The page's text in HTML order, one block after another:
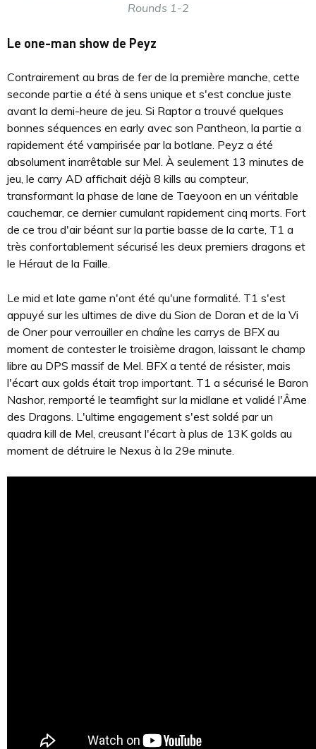
Rounds 1-2
Le one-man show de Peyz
Contrairement au bras de fer de la première manche, cette
seconde partie a été à sens unique et s'est conclue juste
avant la demi-heure de jeu. Si Raptor a trouvé quelques
bonnes séquences en early avec son Pantheon, la partie a
rapidement été vampirisée par la botlane. Peyz a été
absolument inarrêtable sur Mel. À seulement 13 minutes de
jeu, le carry AD affichait déjà 8 kills au compteur,
transformant la phase de lane de Taeyoon en un véritable
cauchemar, ce dernier cumulant rapidement cinq morts. Fort
de ce trou d'air béant sur la partie basse de la carte, T1 a
très confortablement sécurisé les deux premiers dragons et
le Héraut de la Faille.
Le mid et late game n'ont été qu'une formalité. T1 s'est
appuyé sur les ultimes de dive du Sion de Doran et de la Vi
de Oner pour verrouiller en chaîne les carrys de BFX au
moment de contester le troisième dragon, laissant le champ
libre au DPS massif de Mel. BFX a tenté de résister, mais
l'écart aux golds était trop important. T1 a sécurisé le Baron
Nashor, remporté le teamfight sur la midlane et validé l'Âme
des Dragons. L'ultime engagement s'est soldé par un
quadra kill de Mel, creusant l'écart à plus de 13K golds au
moment de détruire le Nexus à la 29e minute.